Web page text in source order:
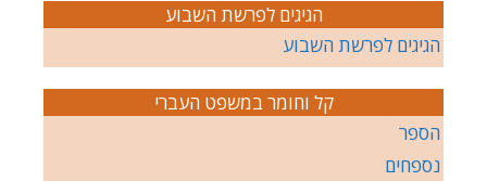
הגיגים לפרשת השבוע
הגיגים לפרשת השבוע
קל וחומר במשפט העברי
הספר
נספחים